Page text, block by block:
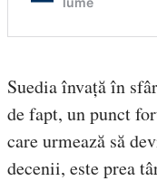
Suedia învață în
de fapt, un punct
care urmează să
decenii, este prea